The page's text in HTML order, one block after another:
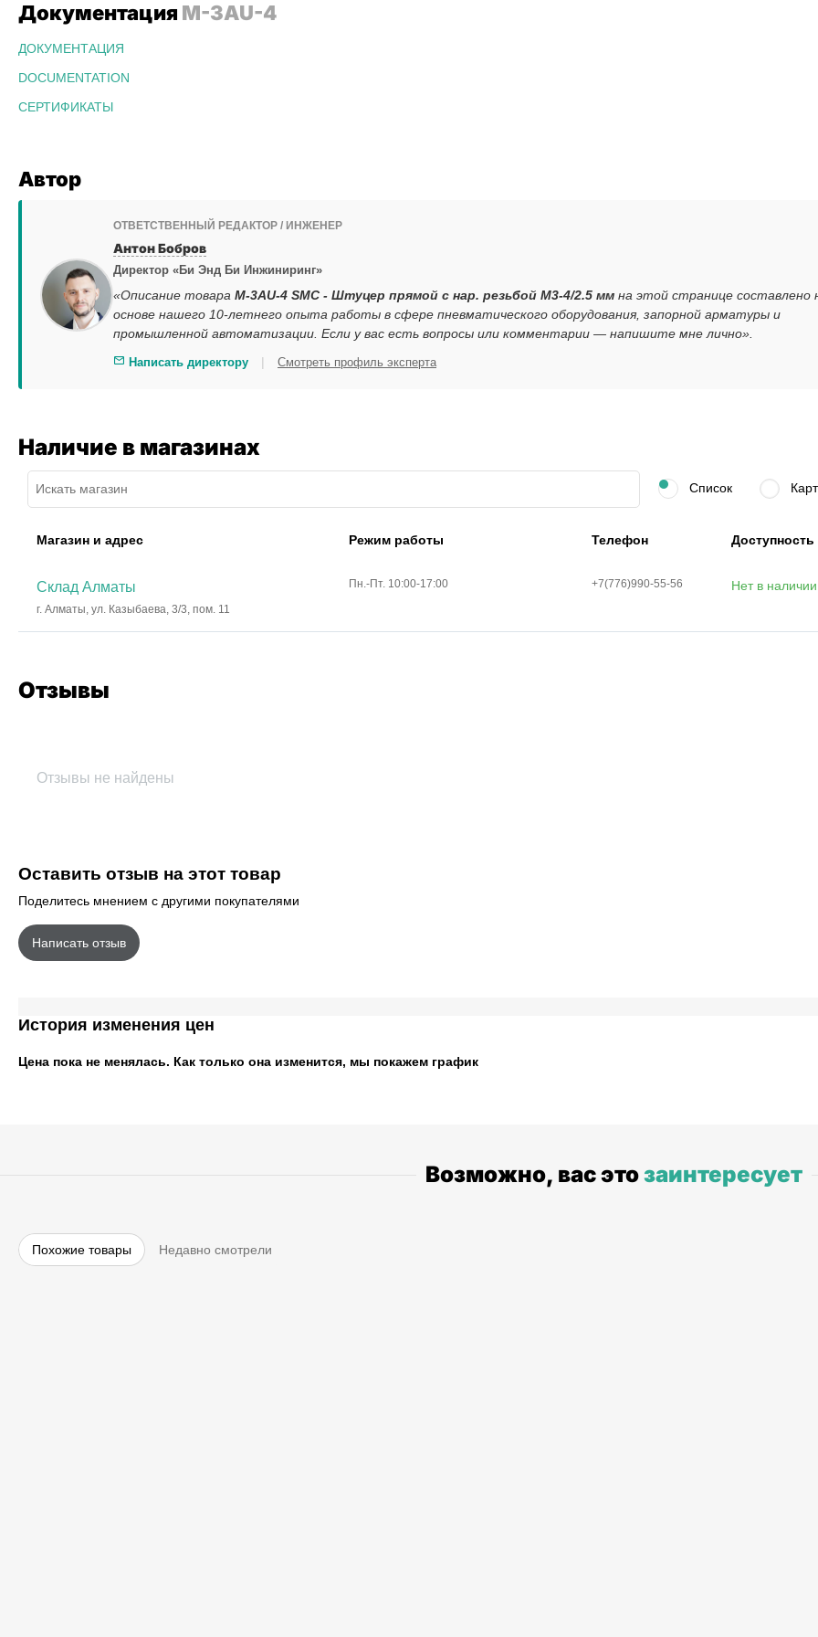
Документация M-3AU-4
ДОКУМЕНТАЦИЯ
DOCUMENTATION
СЕРТИФИКАТЫ
Автор
ОТВЕТСТВЕННЫЙ РЕДАКТОР / ИНЖЕНЕР
Антон Бобров
Директор «Би Энд Би Инжиниринг»
«Описание товара M-3AU-4 SMC - Штуцер прямой с нар. резьбой M3-4/2.5 мм на этой странице составлено
основе нашего 10-летнего опыта работы в сфере пневматического оборудования, запорной арматуры и
промышленной автоматизации. Если у вас есть вопросы или комментарии — напишите мне лично».
Написать директору | Смотреть профиль эксперта
Наличие в магазинах
Список
Магазин и адрес Режим работы Телефон Доступность
Склад Алматы
г. Алматы, ул. Казыбаева, 3/3, пом. 11
Пн.-Пт. 10:00-17:00 +7(776)990-55-56 Нет в наличии
Отзывы
Отзывы не найдены
Оставить отзыв на этот товар
Поделитесь мнением с другими покупателями
Написать отзыв
История изменения цен
Цена пока не менялась. Как только она изменится, мы покажем график
Возможно, вас этозаинтересует
Похожие товары Недавно смотрели